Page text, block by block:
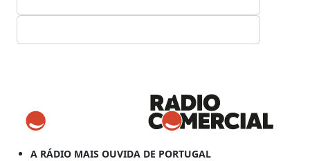
A RÁDIO MAIS OUVIDA DE PORTUGAL